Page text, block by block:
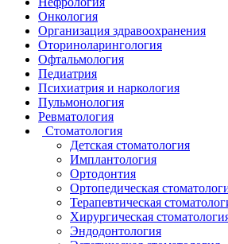
Онкология
Организация здравоохранения
Оториноларингология
Офтальмология
Педиатрия
Психиатрия и наркология
Пульмонология
Ревматология
Стоматология
Детская стоматология
Имплантология
Ортодонтия
Ортопедическая
Терапевтическая
Хирургическая
Эндодонтология